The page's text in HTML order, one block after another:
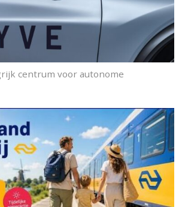
centrum voor autonome